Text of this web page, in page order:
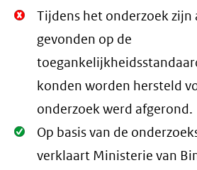
Niet
Oké.
Tijdens het onderzoek
gevonden op de
konden worden hersteld
onderzoek werd afgerond.
Oké.
Op basis van de
verklaart Ministerie van